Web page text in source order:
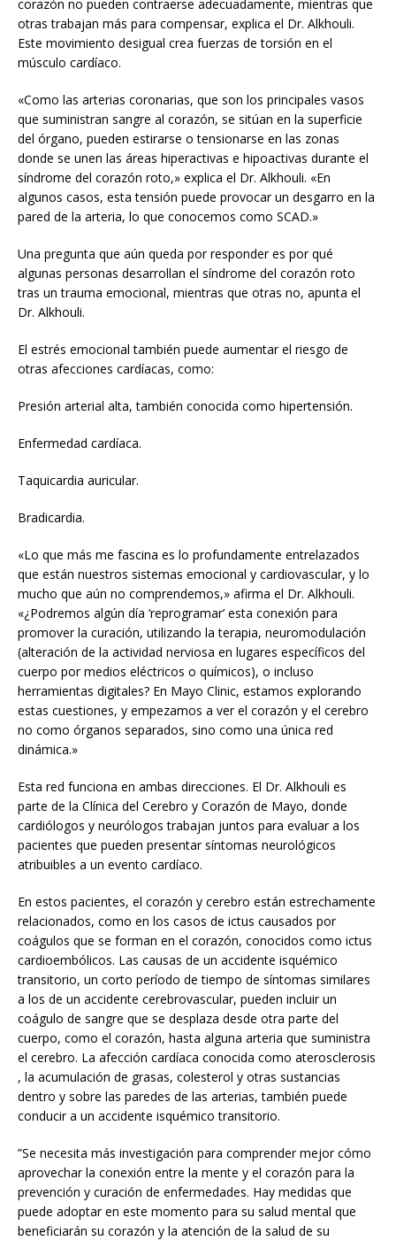
corazón no pueden contraerse adecuadamente, mientras que
otras trabajan más para compensar, explica el Dr. Alkhouli.
Este movimiento desigual crea fuerzas de torsión en el
músculo cardíaco.
«Como las arterias coronarias, que son los principales vasos
que suministran sangre al corazón, se sitúan en la superficie
del órgano, pueden estirarse o tensionarse en las zonas
donde se unen las áreas hiperactivas e hipoactivas durante el
síndrome del corazón roto,» explica el Dr. Alkhouli. «En
algunos casos, esta tensión puede provocar un desgarro en la
pared de la arteria, lo que conocemos como SCAD.»
Una pregunta que aún queda por responder es por qué
algunas personas desarrollan el síndrome del corazón roto
tras un trauma emocional, mientras que otras no, apunta el
Dr. Alkhouli.
El estrés emocional también puede aumentar el riesgo de
otras afecciones cardíacas, como:
Presión arterial alta, también conocida como hipertensión.
Enfermedad cardíaca.
Taquicardia auricular.
Bradicardia.
«Lo que más me fascina es lo profundamente entrelazados
que están nuestros sistemas emocional y cardiovascular, y lo
mucho que aún no comprendemos,» afirma el Dr. Alkhouli.
«¿Podremos algún día ‘reprogramar’ esta conexión para
promover la curación, utilizando la terapia, neuromodulación
(alteración de la actividad nerviosa en lugares específicos del
cuerpo por medios eléctricos o químicos), o incluso
herramientas digitales? En Mayo Clinic, estamos explorando
estas cuestiones, y empezamos a ver el corazón y el cerebro
no como órganos separados, sino como una única red
dinámica.»
Esta red funciona en ambas direcciones. El Dr. Alkhouli es
parte de la Clínica del Cerebro y Corazón de Mayo, donde
cardiólogos y neurólogos trabajan juntos para evaluar a los
pacientes que pueden presentar síntomas neurológicos
atribuibles a un evento cardíaco.
En estos pacientes, el corazón y cerebro están estrechamente
relacionados, como en los casos de ictus causados por
coágulos que se forman en el corazón, conocidos como ictus
cardioembólicos. Las causas de un accidente isquémico
transitorio, un corto período de tiempo de síntomas similares
a los de un accidente cerebrovascular, pueden incluir un
coágulo de sangre que se desplaza desde otra parte del
cuerpo, como el corazón, hasta alguna arteria que suministra
el cerebro. La afección cardíaca conocida como aterosclerosis
, la acumulación de grasas, colesterol y otras sustancias
dentro y sobre las paredes de las arterias, también puede
conducir a un accidente isquémico transitorio.
”Se necesita más investigación para comprender mejor cómo
aprovechar la conexión entre la mente y el corazón para la
prevención y curación de enfermedades. Hay medidas que
puede adoptar en este momento para su salud mental que
beneficiarán su corazón y la atención de la salud de su